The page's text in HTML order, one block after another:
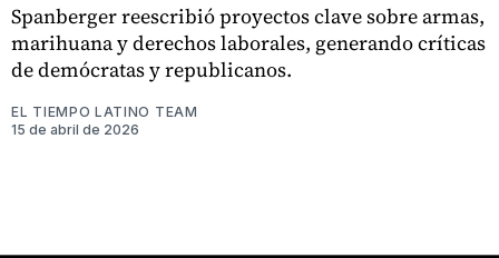
Spanberger reescribió proyectos clave sobre armas,
marihuana y derechos laborales, generando críticas
de demócratas y republicanos.
EL TIEMPO LATINO TEAM
15 de abril de 2026